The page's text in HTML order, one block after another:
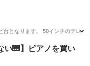
台となります。 50インチのテレ
50インチ
い🎹】ピアノを買い